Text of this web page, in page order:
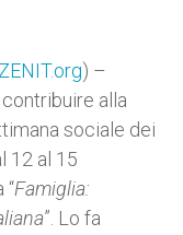
ZENIT.org) –
alla
sociale dei
12 al 15
“Famiglia:
”. Lo fa